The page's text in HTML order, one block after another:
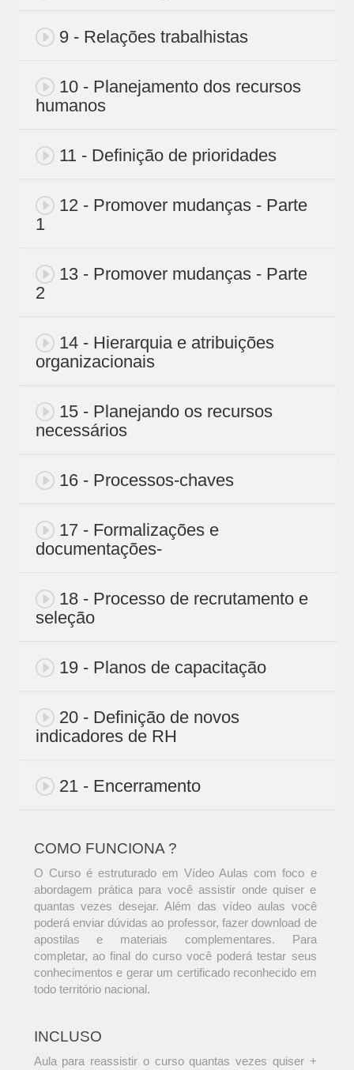
9 - Relações trabalhistas
10 - Planejamento dos recursos
humanos
11 - Definição de prioridades
12 - Promover mudanças - Parte
1
13 - Promover mudanças - Parte
2
14 - Hierarquia e atribuições
organizacionais
15 - Planejando os recursos
necessários
16 - Processos-chaves
17 - Formalizações e
documentações-
18 - Processo de recrutamento e
seleção
19 - Planos de capacitação
20 - Definição de novos
indicadores de RH
21 - Encerramento
COMO FUNCIONA ?
O Curso é estruturado em Vídeo Aulas com foco e
abordagem prática para você assistir onde quiser e
quantas vezes desejar. Além das vídeo aulas você
poderá enviar dúvidas ao professor, fazer download de
apostilas e materiais complementares. Para
completar, ao final do curso você poderá testar seus
conhecimentos e gerar um certificado reconhecido em
todo território nacional.
INCLUSO
Aula para reassistir o curso quantas vezes quiser +